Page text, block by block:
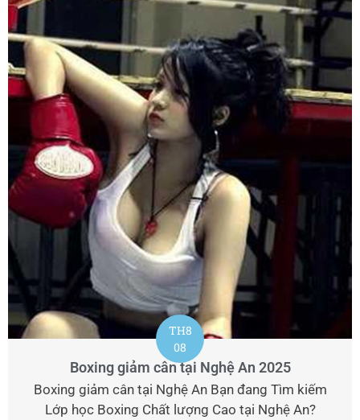
TH8
08
Boxing giảm cân tại Nghệ An 2025
Boxing giảm cân tại Nghệ An Bạn đang Tìm kiếm
Lớp học Boxing Chất lượng Cao tại Nghệ An?